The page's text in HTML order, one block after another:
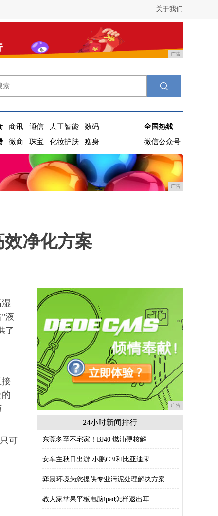
关于我们
广告
商讯 通信 人工智能
数码
微商 珠宝 化妆护肤 瘦身
全国热线
微信公众号
广告
净化方案
"液
了
接
可
广告
24小时新闻排行
东莞冬至不宅家！BJ40 燃油硬核解
女车主秋日出游 小鹏G3i和比亚迪宋
弈晨环境为您提供专业污泥处理解决方案
教大家苹果平板电脑ipad怎样退出耳